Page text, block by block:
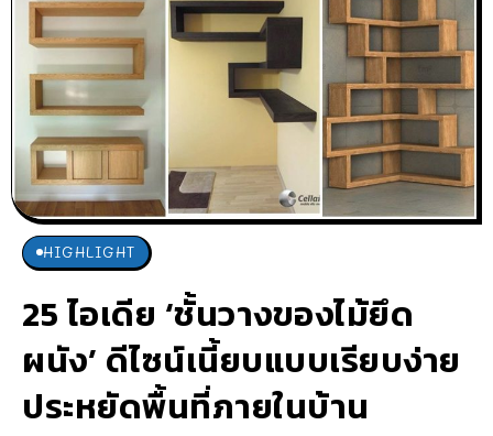
HIGHLIGHT
25 ไอเดีย ‘ชั้นวางของไม้ยึด
ผนัง’ ดีไซน์เนี้ยบแบบเรียบง่าย
ประหยัดพื้นที่ภายในบ้าน